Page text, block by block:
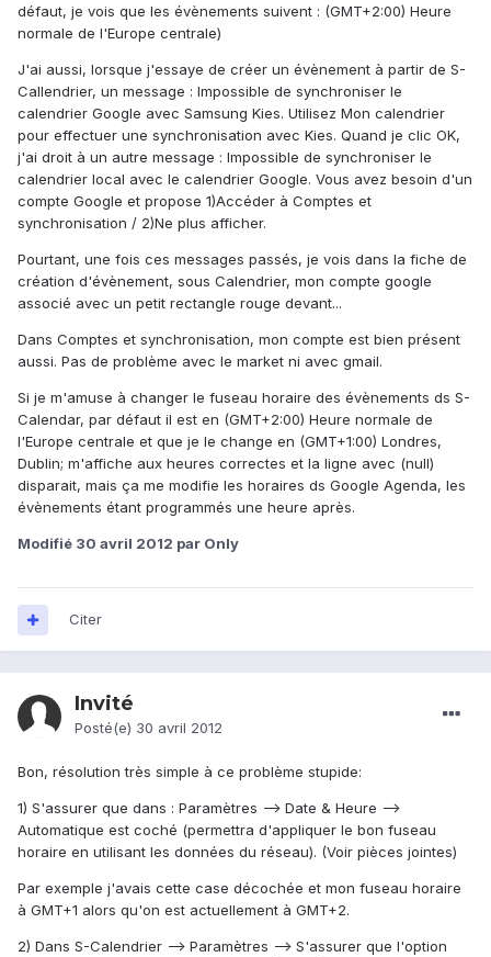
défaut, je vois que les évènements suivent : (GMT+2:00) Heure
normale de l'Europe centrale)
J'ai aussi, lorsque j'essaye de créer un évènement à partir de S-
Callendrier, un message : Impossible de synchroniser le
calendrier Google avec Samsung Kies. Utilisez Mon calendrier
pour effectuer une synchronisation avec Kies. Quand je clic OK,
j'ai droit à un autre message : Impossible de synchroniser le
calendrier local avec le calendrier Google. Vous avez besoin d'un
compte Google et propose 1)Accéder à Comptes et
synchronisation / 2)Ne plus afficher.
Pourtant, une fois ces messages passés, je vois dans la fiche de
création d'évènement, sous Calendrier, mon compte google
associé avec un petit rectangle rouge devant...
Dans Comptes et synchronisation, mon compte est bien présent
aussi. Pas de problème avec le market ni avec gmail.
Si je m'amuse à changer le fuseau horaire des évènements ds S-
Calendar, par défaut il est en (GMT+2:00) Heure normale de
l'Europe centrale et que je le change en (GMT+1:00) Londres,
Dublin; m'affiche aux heures correctes et la ligne avec (null)
disparait, mais ça me modifie les horaires ds Google Agenda, les
évènements étant programmés une heure après.
Modifié 30 avril 2012 par Only
Citer
Invité
Posté(e) 30 avril 2012
Bon, résolution très simple à ce problème stupide:
1) S'assurer que dans : Paramètres --> Date & Heure -->
Automatique est coché (permettra d'appliquer le bon fuseau
horaire en utilisant les données du réseau). (Voir pièces jointes)
Par exemple j'avais cette case décochée et mon fuseau horaire
à GMT+1 alors qu'on est actuellement à GMT+2.
2) Dans S-Calendrier --> Paramètres --> S'assurer que l'option